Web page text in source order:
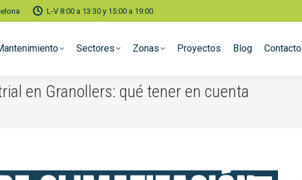
L-V 8:00 a 13:30 y 15:00 a 19:00
Sectores Zonas Proyectos Blog Contacto
en Granollers: qué tener en cuenta